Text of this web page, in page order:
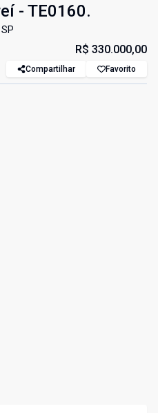
- TE0160.
R$ 330.000,00
Compartilhar Favorito